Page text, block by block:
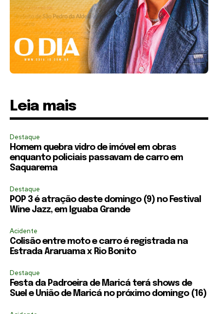
Leia mais
Destaque
Homem quebra vidro de imóvel em obras
enquanto policiais passavam de carro em
Saquarema
Destaque
POP 3 é atração deste domingo (9) no Festival
Wine Jazz, em Iguaba Grande
Acidente
Colisão entre moto e carro é registrada na
Estrada Araruama x Rio Bonito
Destaque
Festa da Padroeira de Maricá terá shows de
Suel e União de Maricá no próximo domingo (16)